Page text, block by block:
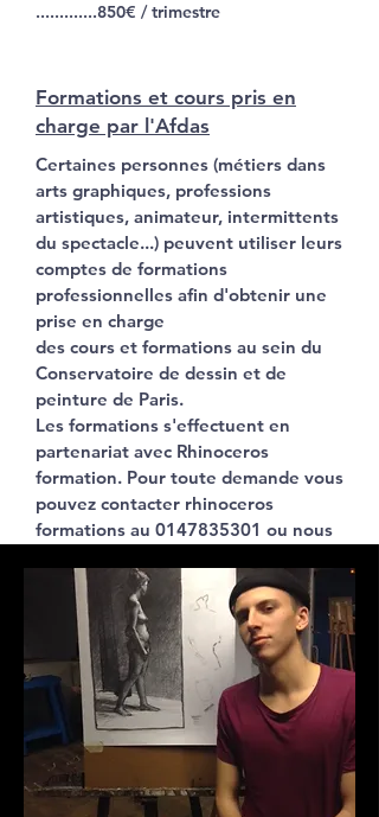
.............850€ / trimestre
Formations et cours pris en
charge par l'Afdas
Certaines personnes (métiers dans
arts graphiques, professions
artistiques, animateur, intermittents
du spectacle...) peuvent utiliser leurs
comptes de formations
professionnelles afin d'obtenir une
prise en charge
des cours et formations au sein du
Conservatoire de dessin et de
peinture de Paris.
Les formations s'effectuent en
partenariat avec Rhinoceros
formation. Pour toute demande vous
pouvez contacter rhinoceros
formations au 0147835301 ou nous